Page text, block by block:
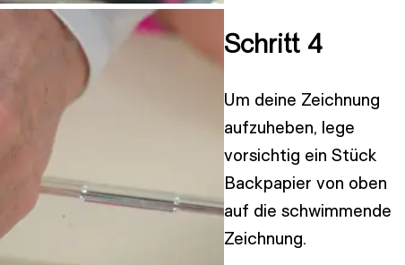
Schritt 4
Um deine Zeichnung
aufzuheben, lege
vorsichtig ein Stück
Backpapier von oben
auf die schwimmende
Zeichnung.